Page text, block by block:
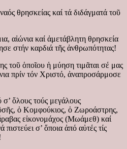
θρησκείας καί τά διδάγματά τοῦ
αἰώνια καί ἀμετάβλητη θρησκεία
στήν καρδιά τῆς ἀνθρωπότητας!
τοῦ ὁποῖου ἡ μύηση τιμᾶται σέ μας
πρίν τόν Χριστό, ἀναπροσάρμοσε
ὅλους τούς μεγάλους
ὁ Κομφούκιος, ὁ Ζωροάστρης,
εἰκονομάχος (Μωάμεθ) καί
σ’ ὅποια ἀπό αὐτές τίς